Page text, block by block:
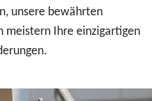
unsere bewährten
meistern Ihre einzigartigen